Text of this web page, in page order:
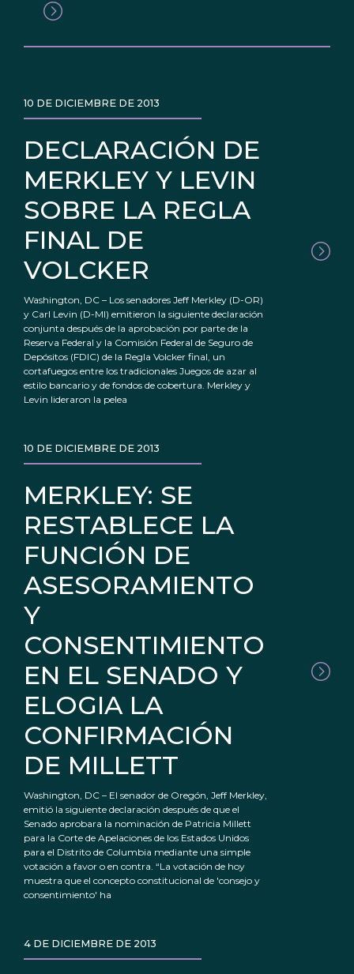
DECLARACIÓN DE
MERKLEY Y LEVIN
SOBRE LA REGLA
FINAL DE
VOLCKER
10 DE DICIEMBRE DE 2013
Washington, DC – Los senadores Jeff Merkley (D-OR)
y Carl Levin (D-MI) emitieron la siguiente declaración
conjunta después de la aprobación por parte de la
Reserva Federal y la Comisión Federal de Seguro de
Depósitos (FDIC) de la Regla Volcker final, un
cortafuegos entre los tradicionales Juegos de azar al
estilo bancario y de fondos de cobertura. Merkley y
Levin lideraron la pelea
MERKLEY: SE
RESTABLECE LA
FUNCIÓN DE
ASESORAMIENTO
Y
CONSENTIMIENTO
EN EL SENADO Y
ELOGIA LA
CONFIRMACIÓN
DE MILLETT
10 DE DICIEMBRE DE 2013
Washington, DC – El senador de Oregón, Jeff Merkley,
emitió la siguiente declaración después de que el
Senado aprobara la nominación de Patricia Millett
para la Corte de Apelaciones de los Estados Unidos
para el Distrito de Columbia mediante una simple
votación a favor o en contra. “La votación de hoy
muestra que el concepto constitucional de 'consejo y
consentimiento' ha
4 DE DICIEMBRE DE 2013